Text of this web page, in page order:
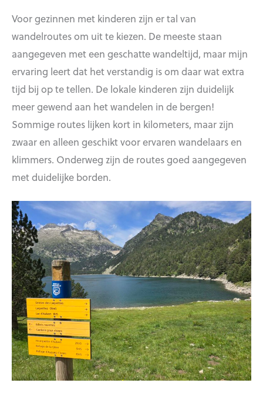
Voor gezinnen met kinderen zijn er tal van
wandelroutes om uit te kiezen. De meeste staan
aangegeven met een geschatte wandeltijd, maar mijn
ervaring leert dat het verstandig is om daar wat extra
tijd bij op te tellen. De lokale kinderen zijn duidelijk
meer gewend aan het wandelen in de bergen!
Sommige routes lijken kort in kilometers, maar zijn
zwaar en alleen geschikt voor ervaren wandelaars en
klimmers. Onderweg zijn de routes goed aangegeven
met duidelijke borden.